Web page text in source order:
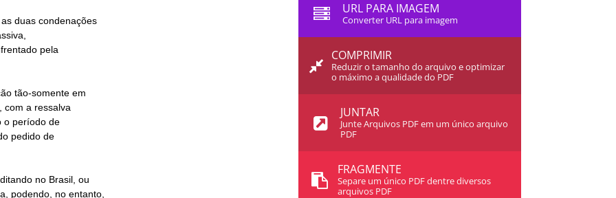
URL PARA IMAGEM
Converter URL para imagem
COMPRIMIR
Reduzir o tamanho do arquivo e optimizar
o máximo a qualidade do PDF
JUNTAR
Junte Arquivos PDF em um único arquivo
PDF
FRAGMENTE
Separe um único PDF dentre diversos
arquivos PDF